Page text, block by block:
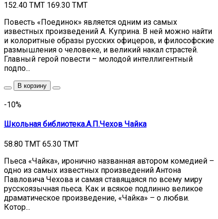
152.40 TMT 169.30 TMT
Повесть «Поединок» является одним из самых
известных произведений А. Куприна. В ней можно найти
и колоритные образы русских офицеров, и философские
размышления о человеке, и великий накал страстей.
Главный герой повести – молодой интеллигентный
подпо...
В корзину
-10%
Школьная библиотека.А.П.Чехов Чайка
58.80 TMT 65.30 TMT
Пьеса «Чайка», иронично названная автором комедией –
одно из самых известных произведений Антона
Павловича Чехова и самая ставящаяся по всему миру
русскоязычная пьеса. Как и всякое подлинно великое
драматическое произведение, «Чайка» – о любви.
Котор...